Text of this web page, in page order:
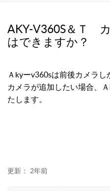
AKY-V360S＆Ｔ
はできますか？
Ａkyーv360sは前後カメラ
カメラが追加したい場合、
たします。
更新： 2年前